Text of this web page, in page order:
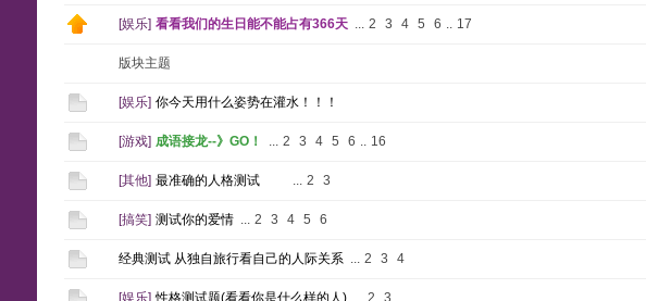
[娱乐] 看看我们的生日能不能占有366天 ... 2 3 4 5 6 .. 17
版块主题
[娱乐] 你今天用什么姿势在灌水！！！
[游戏] 成语接龙--》GO！ ... 2 3 4 5 6 .. 16
[其他] 最准确的人格测试 ... 2 3
[搞笑] 测试你的爱情 ... 2 3 4 5 6
经典测试 从独自旅行看自己的人际关系 ... 2 3 4
[娱乐] 性格测试题(看看你是什么样的人) 2 3